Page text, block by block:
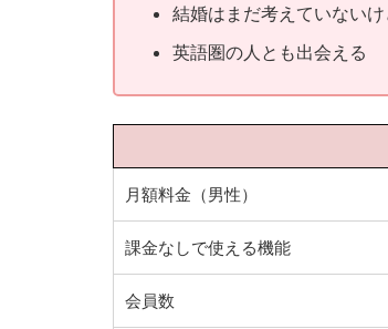
結婚はまだ考えていない
英語圏の人とも出会える
月額料金（男性）
課金なしで使える機能
会員数